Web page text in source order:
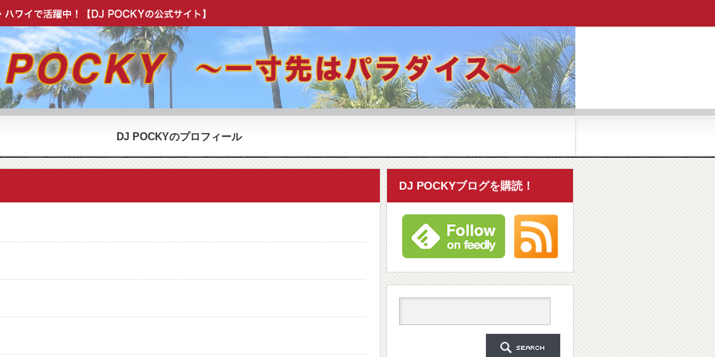
公式 ウェブサイト】
DJ POCKYのプロフィール
DJ POCKYブログを購読！